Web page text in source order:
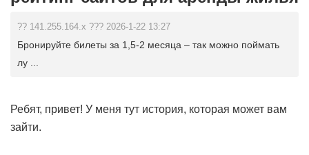
?? 141.255.164.x ??? 2026-1-22 13:27
Бронируйте билеты за 1,5-2 месяца – так можно поймать
лу ...
Ребят, привет! У меня тут история, которая может вам
зайти.